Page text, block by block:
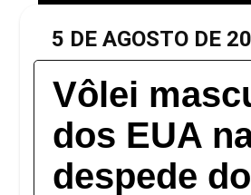
5 DE AGOSTO DE
Vôlei
dos EUA
despede